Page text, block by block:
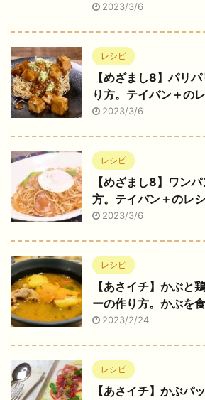
2023/3/6
レシピ
【めざまし8】パリ
り方。テイバン＋の
2023/3/6
レシピ
【めざまし8】ワン
方。テイバン＋のレ
2023/3/6
レシピ
【あさイチ】かぶと
ーの作り方。かぶを
2023/2/24
レシピ
【あさイチ】かぶパ